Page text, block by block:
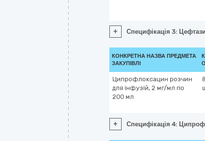
+ Специфікація 3:
КОНКРЕТНА НАЗВА ПРЕДМЕТА
ЗАКУПІВЛІ
Ципрофлоксацин розчин
для інфузій, 2 мг/мл по
200 мл
+ Специфікація 4: